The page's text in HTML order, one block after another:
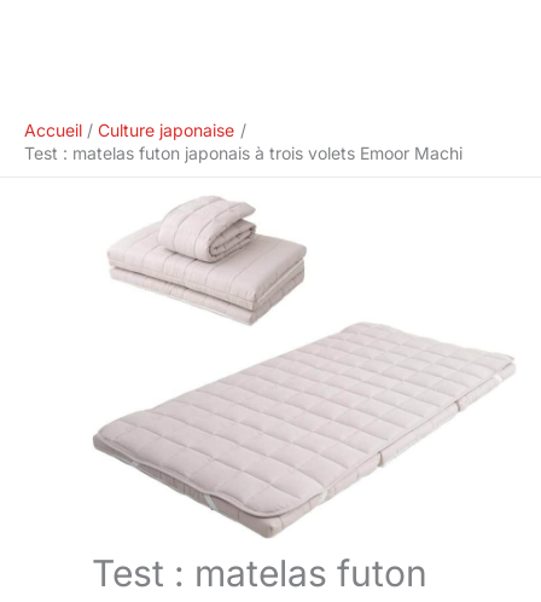
Accueil
Culture japonaise
Test : matelas futon japonais à trois volets Emoor Machi
Test : matelas futon